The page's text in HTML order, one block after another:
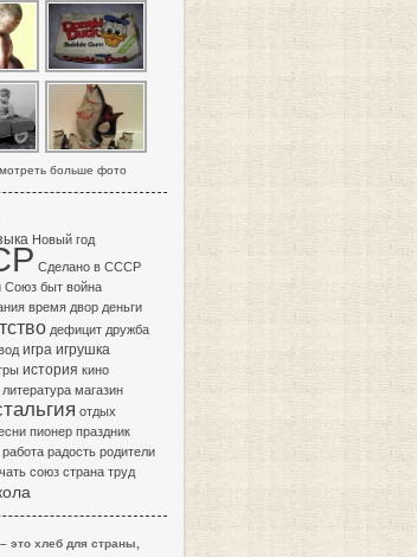
больше фото
Новый год
Сделано в СССР
Союз быт война
время двор деньги
дефицит дружба
игра игрушка
история кино
литература магазин
отдых
пионер праздник
работа радость родители
союз страна труд
это хлеб для страны,